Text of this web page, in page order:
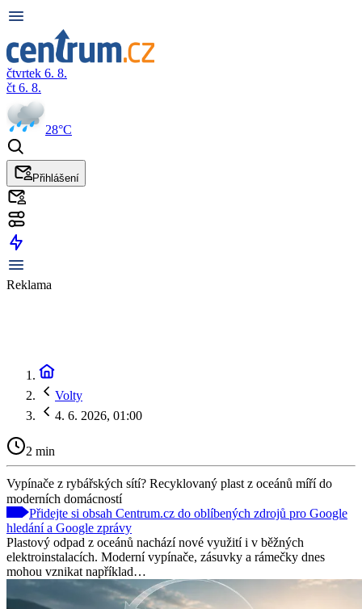
čtvrtek 6. 8.
čt 6. 8.
28°C
Přihlášení
Reklama
Volty
4. 6. 2026, 01:00
2 min
Vypínače z rybářských sítí? Recyklovaný plast z oceánů míří do
moderních domácností
Přidejte si obsah Centrum.cz do oblíbených zdrojů pro Google
hledání a Google zprávy
Plastový odpad z oceánů nachází nové využití i v běžných
elektroinstalacích. Moderní vypínače, zásuvky a rámečky dnes
mohou vznikat například…